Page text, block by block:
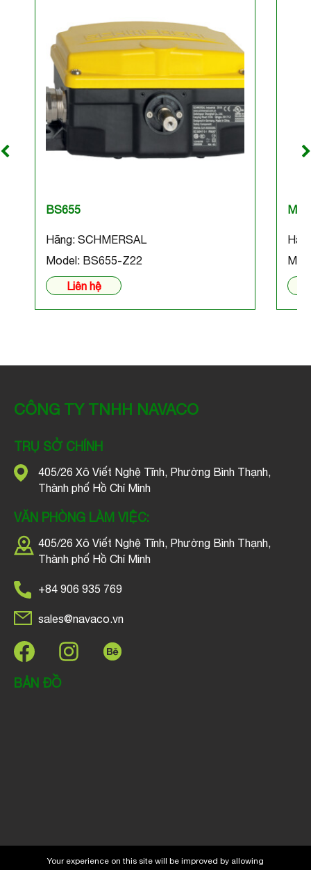
BS655
Hãng: SCHMERSAL
Model: BS655-Z22
Liên hệ
CÔNG TY TNHH NAVACO
TRỤ SỞ CHÍNH
405/26 Xô Viết Nghệ Tĩnh, Phường Bình Thạnh,
Thành phố Hồ Chí Minh
VĂN PHÒNG LÀM VIỆC:
405/26 Xô Viết Nghệ Tĩnh, Phường Bình Thạnh,
Thành phố Hồ Chí Minh
+84 906 935 769
sales@navaco.vn
BẢN ĐỒ
Your experience on this site will be improved by allowing